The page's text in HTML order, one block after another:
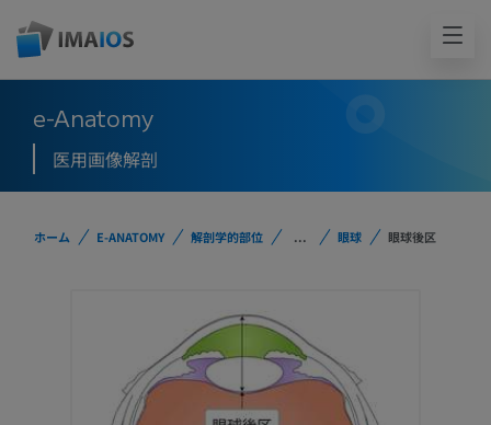
e-Anatomy
医用画像解剖
ホーム E-ANATOMY 解剖学的部位 ... 眼球 眼球後区